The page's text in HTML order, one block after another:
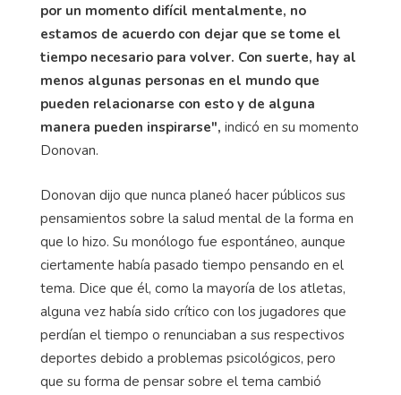
por un momento difícil mentalmente, no
estamos de acuerdo con dejar que se tome el
tiempo necesario para volver. Con suerte, hay al
menos algunas personas en el mundo que
pueden relacionarse con esto y de alguna
manera pueden inspirarse", indicó en su momento
Donovan.
Donovan dijo que nunca planeó hacer públicos sus
pensamientos sobre la salud mental de la forma en
que lo hizo. Su monólogo fue espontáneo, aunque
ciertamente había pasado tiempo pensando en el
tema. Dice que él, como la mayoría de los atletas,
alguna vez había sido crítico con los jugadores que
perdían el tiempo o renunciaban a sus respectivos
deportes debido a problemas psicológicos, pero
que su forma de pensar sobre el tema cambió